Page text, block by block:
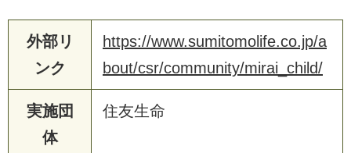
外部リ
ンク
https://www.sumitomolife.co.jp/a
bout/csr/community/mirai_child/
実施団
体
住友生命